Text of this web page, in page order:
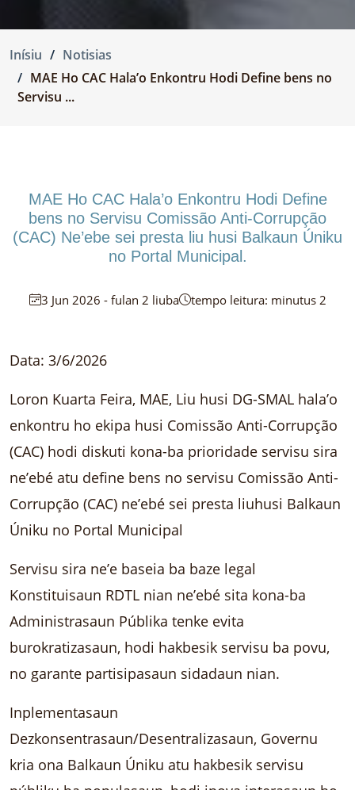
Inísiu
Notisias
MAE Ho CAC Hala’o Enkontru Hodi Define bens no
Servisu ...
MAE Ho CAC Hala’o Enkontru Hodi Define
bens no Servisu Comissão Anti-Corrupção
(CAC) Ne’ebe sei presta liu husi Balkaun Úniku
no Portal Municipal.
3 Jun 2026 - fulan 2 liuba tempo leitura: minutus 2
Data: 3/6/2026
Loron Kuarta Feira, MAE, Liu husi DG-SMAL hala’o
enkontru ho ekipa husi Comissão Anti-Corrupção
(CAC) hodi diskuti kona-ba prioridade servisu sira
ne’ebé atu define bens no servisu Comissão Anti-
Corrupção (CAC) ne’ebé sei presta liuhusi Balkaun
Úniku no Portal Municipal
Servisu sira ne’e baseia ba baze legal
Konstituisaun RDTL nian ne’ebé sita kona-ba
Administrasaun Públika tenke evita
burokratizasaun, hodi hakbesik servisu ba povu,
no garante partisipasaun sidadaun nian.
Inplementasaun
Dezkonsentrasaun/Desentralizasaun, Governu
kria ona Balkaun Úniku atu hakbesik servisu